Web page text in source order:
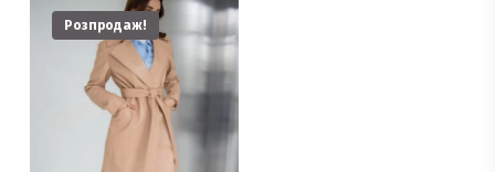
Розпродаж!